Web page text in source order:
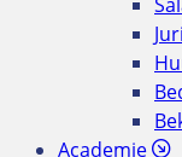
Academie